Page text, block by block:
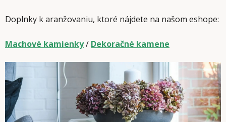
Doplnky k aranžovaniu, ktoré nájdete na našom eshope:
Machové kamienky/ Dekoračné kamene